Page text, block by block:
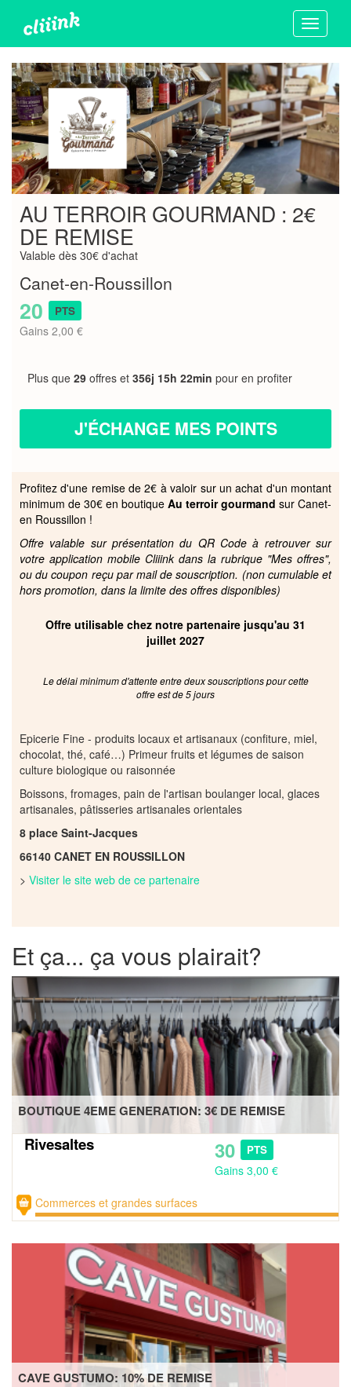
Toggle
AU TERROIR GOURMAND : 2€
DE REMISE
Valable dès 30€ d'achat
Canet-en-Roussillon
20 PTS
Gains 2,00 €
Plus que 29 offres et 356j 15h 22min pour en profiter
J'ÉCHANGE MES POINTS
Profitez d'une remise de 2€ à valoir sur un achat d'un montant
minimum de 30€ en boutique Au terroir gourmand sur Canet-
en Roussillon !
Offre valable sur présentation du QR Code à retrouver sur
votre application mobile Cliiink dans la rubrique "Mes offres",
ou du coupon reçu par mail de souscription. (non cumulable et
hors promotion, dans la limite des offres disponibles)
Offre utilisable chez notre partenaire jusqu'au 31
juillet 2027
Le délai minimum d'attente entre deux souscriptions pour cette
offre est de 5 jours
Epicerie Fine - produits locaux et artisanaux (confiture, miel,
chocolat, thé, café…) Primeur fruits et légumes de saison
culture biologique ou raisonnée
Boissons, fromages, pain de l'artisan boulanger local, glaces
artisanales, pâtisseries artisanales orientales
8 place Saint-Jacques
66140 CANET EN ROUSSILLON
> Visiter le site web de ce partenaire
Et ça... ça vous plairait?
BOUTIQUE 4EME GENERATION: 3€ DE REMISE
Rivesaltes 30 PTS
Gains 3,00 €
Commerces et grandes surfaces
CAVE GUSTUMO: 10% DE REMISE